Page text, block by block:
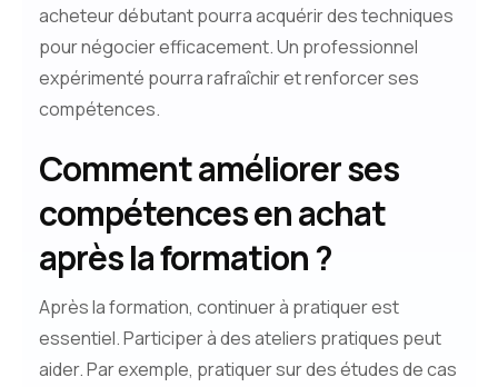
acheteur débutant pourra acquérir des techniques
pour négocier efficacement. Un professionnel
expérimenté pourra rafraîchir et renforcer ses
compétences.
Comment améliorer ses
compétences en achat
après la formation ?
Après la formation, continuer à pratiquer est
essentiel. Participer à des ateliers pratiques peut
aider. Par exemple, pratiquer sur des études de cas